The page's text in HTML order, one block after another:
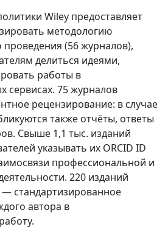
Wiley предоставляет
методологию
проведения (56 журналов),
делиться идеями,
работы в
сервисах. 75 журналов
рецензирование: в случае
также отчёты, ответы
Свыше 1,1 тыс. изданий
указывать их ORCID ID
профессиональной и
220 изданий
— стандартизированное
автора в